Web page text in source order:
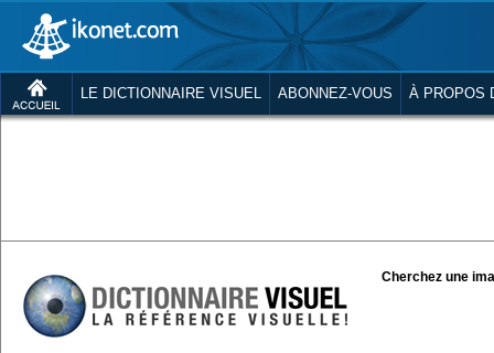
LE DICTIONNAIRE VISUEL ABONNEZ-VOUS À PROPOS
Cherchez une